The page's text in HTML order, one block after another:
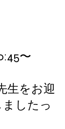
〜
生をお迎
したっ